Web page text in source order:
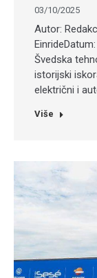
03/10/2025
Autor:
Švedska
istorijski
električni i
Više